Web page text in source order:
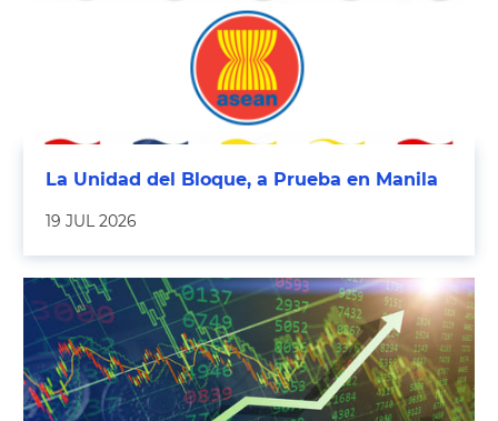
La Unidad del Bloque, a Prueba en Manila
19 JUL 2026